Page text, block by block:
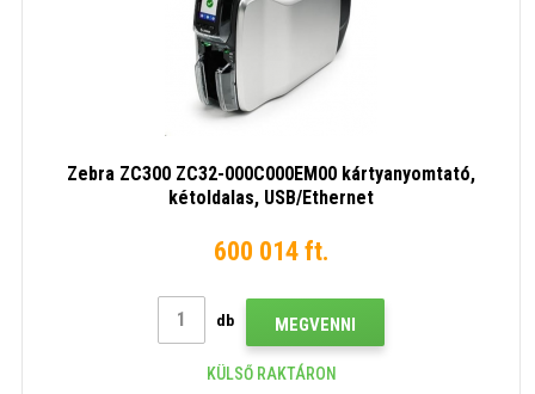
Zebra ZC300 ZC32-000C000EM00 kártyanyomtató,
kétoldalas, USB/Ethernet
600 014 ft.
db MEGVENNI
KÜLSŐ RAKTÁRON